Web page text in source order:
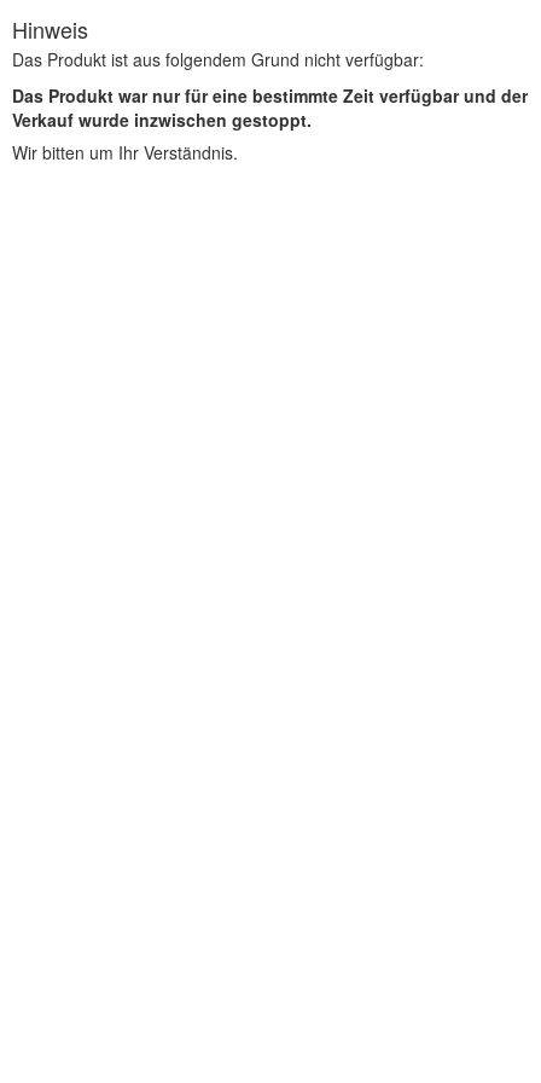
Hinweis
Das Produkt ist aus folgendem Grund nicht verfügbar:
Das Produkt war nur für eine bestimmte Zeit verfügbar und der
Verkauf wurde inzwischen gestoppt.
Wir bitten um Ihr Verständnis.